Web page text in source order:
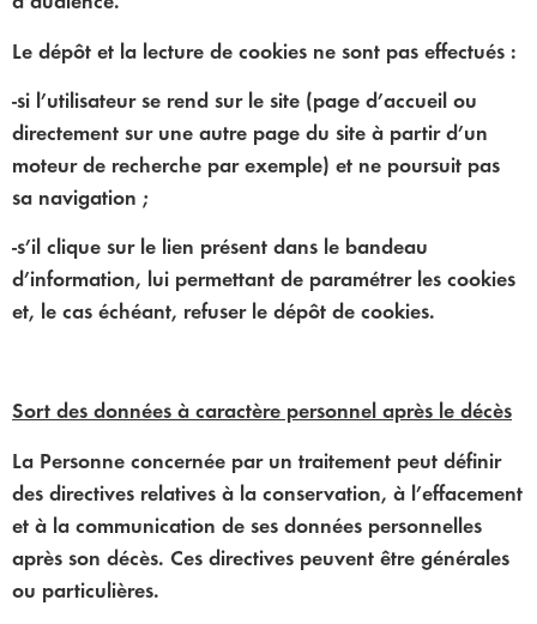
Le dépôt et la lecture de cookies ne sont pas effectués :
-si l’utilisateur se rend sur le site (page d’accueil ou
directement sur une autre page du site à partir d’un
moteur de recherche par exemple) et ne poursuit pas
sa navigation ;
-s’il clique sur le lien présent dans le bandeau
d’information, lui permettant de paramétrer les cookies
et, le cas échéant, refuser le dépôt de cookies.
Sort des données à caractère personnel après le décès
La Personne concernée par un traitement peut définir
des directives relatives à la conservation, à l’effacement
et à la communication de ses données personnelles
après son décès. Ces directives peuvent être générales
ou particulières.